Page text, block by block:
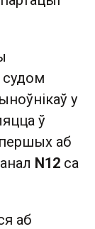
у
ў
аб
N12 са
аб